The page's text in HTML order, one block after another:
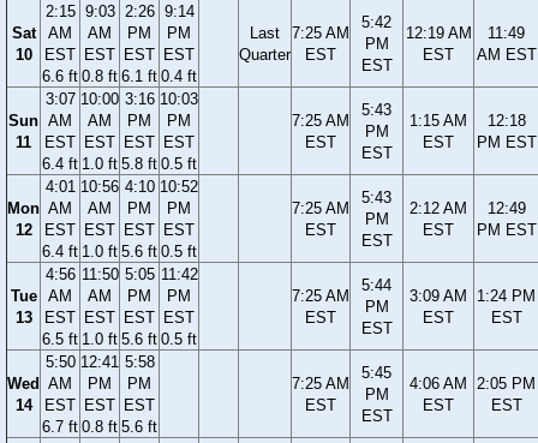
Sat
10
2:15
AM
EST
6.6 ft
9:03
AM
EST
0.8 ft
2:26
PM
EST
6.1 ft
9:14
PM
EST
0.4 ft
Last
Quarter
7:25 AM
EST
5:42
PM
EST
12:19 AM
EST
11:49
AM EST
Sun
11
3:07
AM
EST
6.4 ft
10:00
AM
EST
1.0 ft
3:16
PM
EST
5.8 ft
10:03
PM
EST
0.5 ft
7:25 AM
EST
5:43
PM
EST
1:15 AM
EST
12:18
PM EST
Mon
12
4:01
AM
EST
6.4 ft
10:56
AM
EST
1.0 ft
4:10
PM
EST
5.6 ft
10:52
PM
EST
0.5 ft
7:25 AM
EST
5:43
PM
EST
2:12 AM
EST
12:49
PM EST
Tue
13
4:56
AM
EST
6.5 ft
11:50
AM
EST
1.0 ft
5:05
PM
EST
5.6 ft
11:42
PM
EST
0.5 ft
7:25 AM
EST
5:44
PM
EST
3:09 AM
EST
1:24 PM
EST
Wed
14
5:50
AM
EST
6.7 ft
12:41
PM
EST
0.8 ft
5:58
PM
EST
5.6 ft
7:25 AM
EST
5:45
PM
EST
4:06 AM
EST
2:05 PM
EST